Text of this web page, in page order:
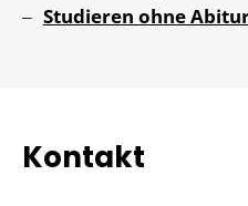
Studieren ohne
Kontakt